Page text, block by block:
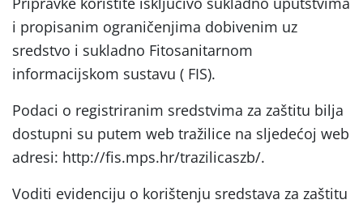
i propisanim ograničenjima dobivenim uz
sredstvo i sukladno Fitosanitarnom
informacijskom sustavu ( FIS).
Podaci o registriranim sredstvima za zaštitu bilja
dostupni su putem web tražilice na sljedećoj web
adresi: http://fis.mps.hr/trazilicaszb/.
Voditi evidenciju o korištenju sredstava za zaštitu